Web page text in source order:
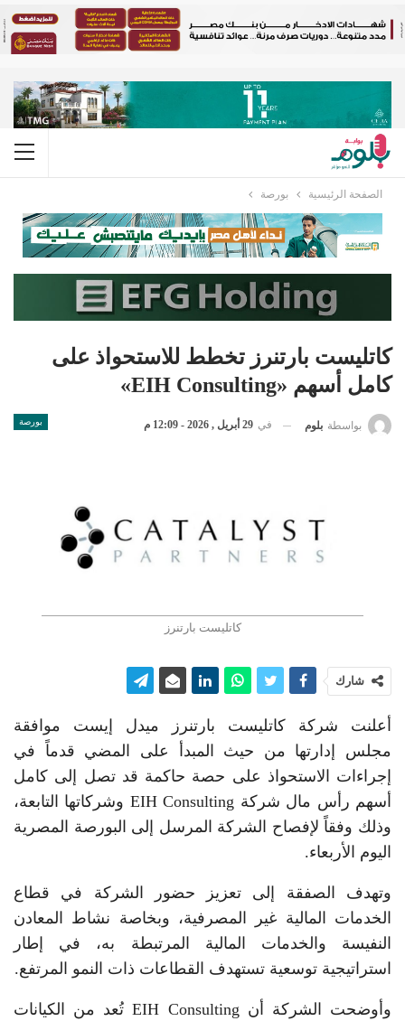
الصفحة الرئيسية بورصة
كاتليست بارتنرز تخطط للاستحواذ على
كامل أسهم «EIH Consulting»
بورصة بواسطة بلوم في 29 أبريل , 2026 - 12:09 م
كاتليست بارتنرز
شارك
أعلنت شركة كاتليست بارتنرز ميدل إيست موافقة
مجلس إدارتها من حيث المبدأ على المضي قدماً في
إجراءات الاستحواذ على حصة حاكمة قد تصل إلى كامل
أسهم رأس مال شركة EIH Consulting وشركاتها التابعة،
وذلك وفقاً لإفصاح الشركة المرسل إلى البورصة المصرية
اليوم الأربعاء.
وتهدف الصفقة إلى تعزيز حضور الشركة في قطاع
الخدمات المالية غير المصرفية، وبخاصة نشاط المعادن
النفيسة والخدمات المالية المرتبطة به، في إطار
استراتيجية توسعية تستهدف القطاعات ذات النمو المرتفع.
وأوضحت الشركة أن EIH Consulting تُعد من الكيانات